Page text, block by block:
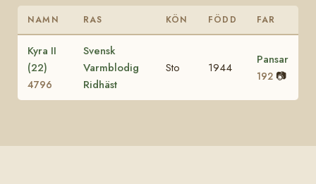
NAMN RAS KÖN FÖDD FAR
Kyra II
(22)
4796
Svensk
Varmblodig
Ridhäst
Sto 1944
Pansar
192 📷